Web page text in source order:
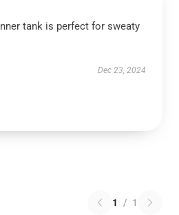
tank is perfect for sweaty
Dec 23, 2024
1 / 1